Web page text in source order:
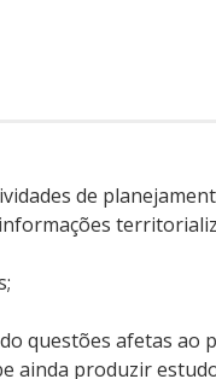
de
questões afetas ao
ainda produzir